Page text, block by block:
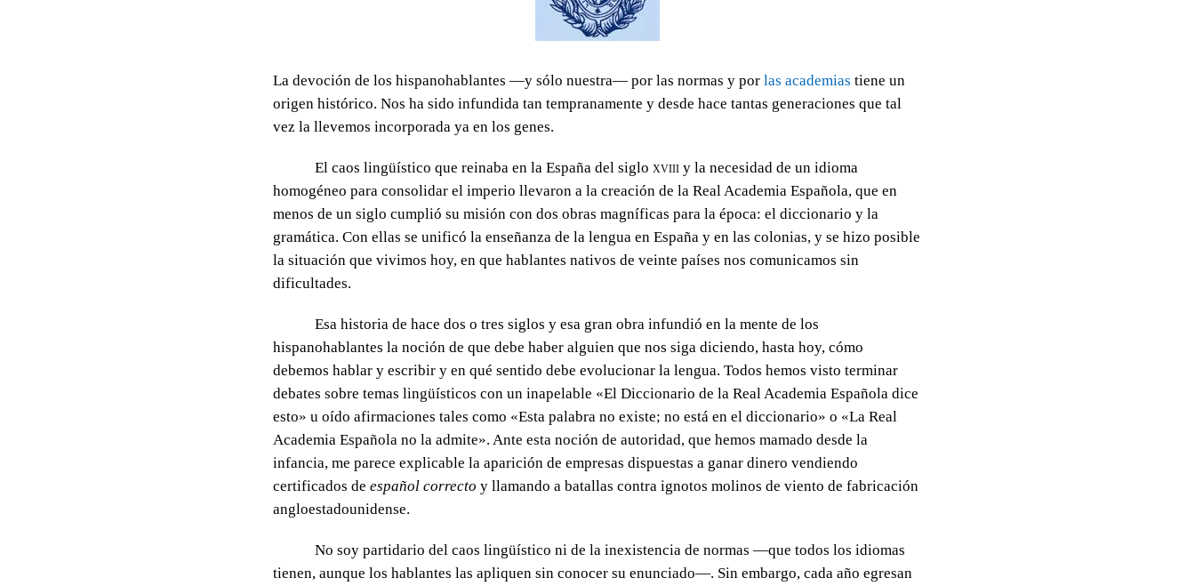
La devoción de los hispanohablantes —y sólo nuestra— por las normas y por las academias tiene un
origen histórico. Nos ha sido infundida tan tempranamente y desde hace tantas generaciones que tal
vez la llevemos incorporada ya en los genes.
El caos lingüístico que reinaba en la España del sigloxviii y la necesidad de un idioma
homogéneo para consolidar el imperio llevaron a la creación de la Real Academia Española, que en
menos de un siglo cumplió su misión con dos obras magníficas para la época: el diccionario y la
gramática. Con ellas se unificó la enseñanza de la lengua en España y en las colonias, y se hizo posible
la situación que vivimos hoy, en que hablantes nativos de veinte países nos comunicamos sin
dificultades.
Esa historia de hace dos o tres siglos y esa gran obra infundió en la mente de los
hispanohablantes la noción de que debe haber alguien que nos siga diciendo, hasta hoy, cómo
debemos hablar y escribir y en qué sentido debe evolucionar la lengua. Todos hemos visto terminar
debates sobre temas lingüísticos con un inapelable «El Diccionario de la Real Academia Española dice
esto» u oído afirmaciones tales como «Esta palabra no existe; no está en el diccionario» o «La Real
Academia Española no la admite». Ante esta noción de autoridad, que hemos mamado desde la
infancia, me parece explicable la aparición de empresas dispuestas a ganar dinero vendiendo
certificados de español correcto y llamando a batallas contra ignotos molinos de viento de fabricación
angloestadounidense.
No soy partidario del caos lingüístico ni de la inexistencia de normas —que todos los idiomas
tienen, aunque los hablantes las apliquen sin conocer su enunciado—. Sin embargo, cada año egresan